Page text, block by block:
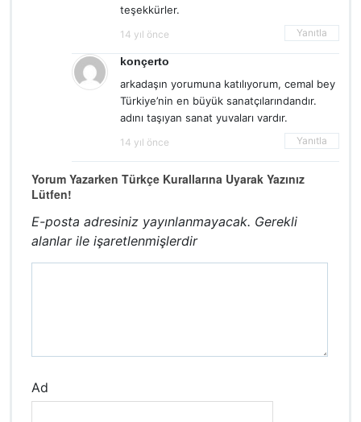
teşekkürler.
14 yıl önce Yanıtla
konçerto
arkadaşın yorumuna katılıyorum, cemal bey
Türkiye’nin en büyük sanatçılarındandır.
adını taşıyan sanat yuvaları vardır.
14 yıl önce Yanıtla
Yorum Yazarken Türkçe Kurallarına Uyarak Yazınız
Lütfen!
E-posta adresiniz yayınlanmayacak. Gerekli
alanlar ile işaretlenmişlerdir
Ad